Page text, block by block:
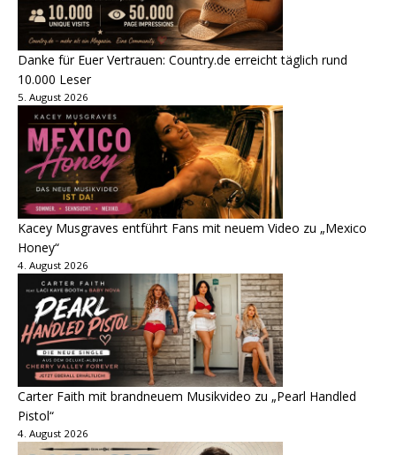
Danke für Euer Vertrauen: Country.de erreicht täglich rund
10.000 Leser
5. August 2026
Kacey Musgraves entführt Fans mit neuem Video zu „Mexico
Honey“
4. August 2026
Carter Faith mit brandneuem Musikvideo zu „Pearl Handled
Pistol“
4. August 2026